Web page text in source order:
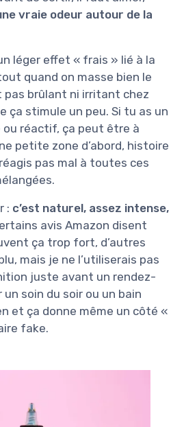
vraie odeur autour de la
léger effet « frais » lié à la
quand on masse bien le
pas brûlant ni irritant chez
ça stimule un peu. Si tu as un
ou réactif, ça peut être à
petite zone d’abord, histoire
pas mal à toutes ces
: c’est naturel, assez intense,
avis Amazon disent
ça trop fort, d’autres
mais je ne l’utiliserais pas
juste avant un rendez-
soin du soir ou un bain
et ça donne même un côté «
fake.